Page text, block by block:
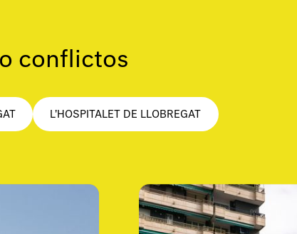
conflictos
L'HOSPITALET DE LLOBREGAT